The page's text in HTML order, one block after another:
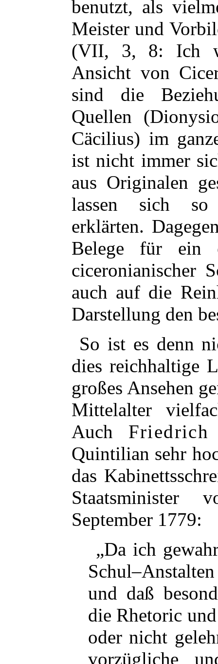
benutzt, als
Meister und
(VII, 3, 8: Ich
Ansicht von
sind die
Quellen
Cäcilius) im
ist nicht immer
aus Originalen
lassen sich so
erklärten.
Belege für ein
ciceronianischer
auch auf die
Darstellung den
So ist es denn
dies reichhaltige
großes Ansehen
Mittelalter
Auch
Quintilian sehr
das
September 1779:
„Da ich
und daß
die Rhetoric
oder nicht
vorzügliche